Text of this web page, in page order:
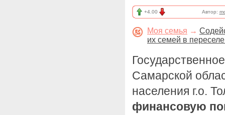
+4.00 Автор:
Моя семья →
их семей в
Самарской
населения г.о.
финансовую